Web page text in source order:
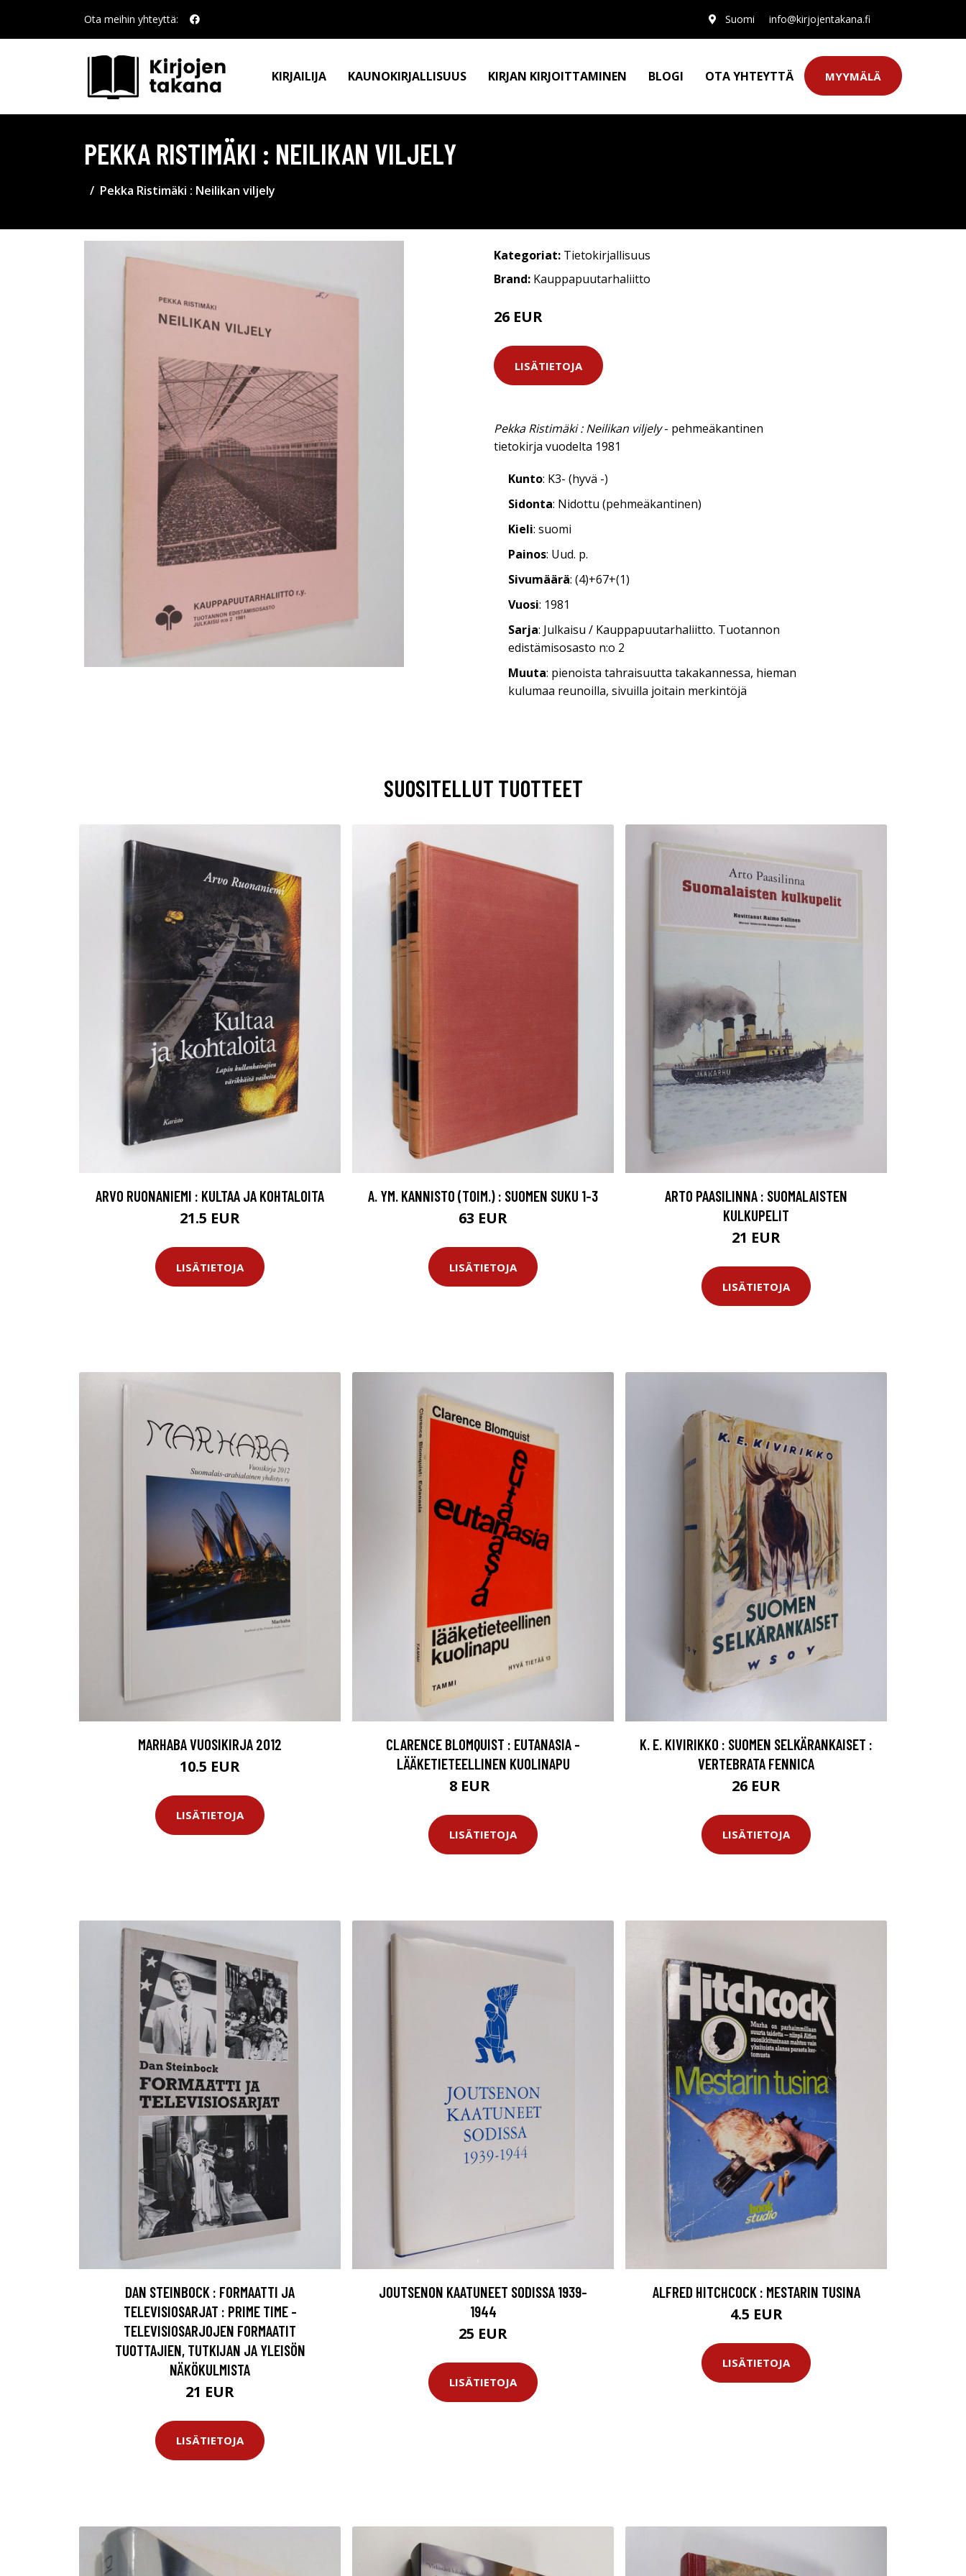
Ota meihin yhteyttä: Suomi info@kirjojentakana.fi
KIRJAILIJA KAUNOKIRJALLISUUS KIRJAN KIRJOITTAMINEN BLOGI OTA YHTEYTTÄ MYYMÄLÄ
PEKKA RISTIMÄKI : NEILIKAN VILJELY
Pekka Ristimäki : Neilikan viljely
Kategoriat: Tietokirjallisuus
Brand: Kauppapuutarhaliitto
26 EUR
LISÄTIETOJA
Pekka Ristimäki : Neilikan viljely- pehmeäkantinen
tietokirja vuodelta 1981
Kunto: K3- (hyvä -)
Sidonta: Nidottu (pehmeäkantinen)
Kieli: suomi
Painos: Uud. p.
Sivumäärä: (4)+67+(1)
Vuosi: 1981
Sarja: Julkaisu / Kauppapuutarhaliitto. Tuotannon
edistämisosasto n:o 2
Muuta: pienoista tahraisuutta takakannessa, hieman
kulumaa reunoilla, sivuilla joitain merkintöjä
SUOSITELLUT TUOTTEET
ARVO RUONANIEMI : KULTAA JA KOHTALOITA
21.5 EUR
LISÄTIETOJA
A. YM. KANNISTO (TOIM.) : SUOMEN SUKU 1-3
63 EUR
LISÄTIETOJA
ARTO PAASILINNA : SUOMALAISTEN
KULKUPELIT
21 EUR
LISÄTIETOJA
MARHABA VUOSIKIRJA 2012
10.5 EUR
LISÄTIETOJA
CLARENCE BLOMQUIST : EUTANASIA -
LÄÄKETIETEELLINEN KUOLINAPU
8 EUR
LISÄTIETOJA
K. E. KIVIRIKKO : SUOMEN SELKÄRANKAISET :
VERTEBRATA FENNICA
26 EUR
LISÄTIETOJA
DAN STEINBOCK : FORMAATTI JA
TELEVISIOSARJAT : PRIME TIME -
TELEVISIOSARJOJEN FORMAATIT
TUOTTAJIEN, TUTKIJAN JA YLEISÖN
NÄKÖKULMISTA
21 EUR
LISÄTIETOJA
JOUTSENON KAATUNEET SODISSA 1939-
1944
25 EUR
LISÄTIETOJA
ALFRED HITCHCOCK : MESTARIN TUSINA
4.5 EUR
LISÄTIETOJA